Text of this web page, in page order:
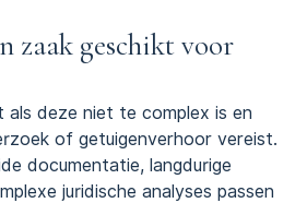
zaak geschikt voor
als deze niet te complex is en
of getuigenverhoor vereist.
documentatie, langdurige
juridische analyses passen